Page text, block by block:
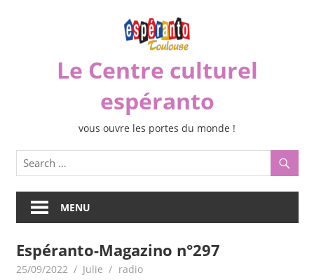
Le Centre culturel
espéranto
vous ouvre les portes du monde !
MENU
Espéranto-Magazino n°297
25/09/2022 Julie radio